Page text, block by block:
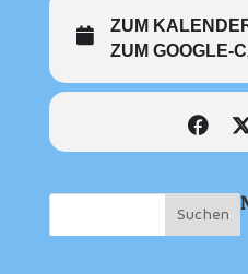
ZUM
ZUM GOOGLE-